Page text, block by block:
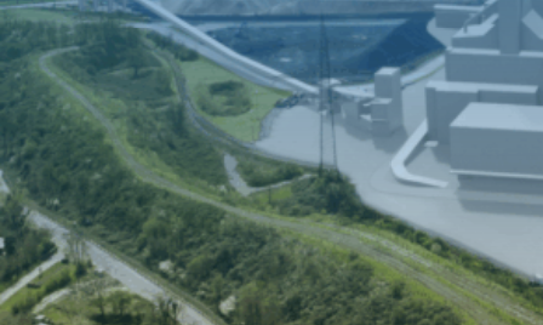
25 julio 2025
Ubicación: Duisburgo, Alemania